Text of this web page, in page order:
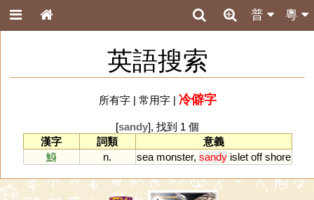
粵
普
英語搜索
所有字| 常用字| 冷僻字
[sandy], 找到 1 個
漢字
詞類
意義
鯓
n. sea monster, sandy islet off shore